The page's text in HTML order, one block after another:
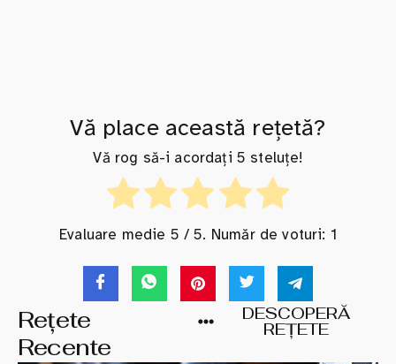
Vă place această rețetă?
Vă rog să-i acordați 5 steluțe!
Evaluare medie 5 / 5. Număr de voturi: 1
Rețete
Recente
DESCOPERĂ
REȚETE